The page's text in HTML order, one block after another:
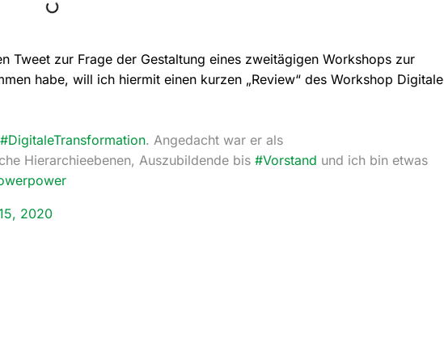
Tweet zur Frage der Gestaltung eines zweitägigen Workshops zur
habe, will ich hiermit einen kurzen „Review“ des Workshop Digitale
#DigitaleTransformation. Angedacht war er als
Hierarchieebenen, Auszubildende bis #Vorstand und ich bin etwas
2020